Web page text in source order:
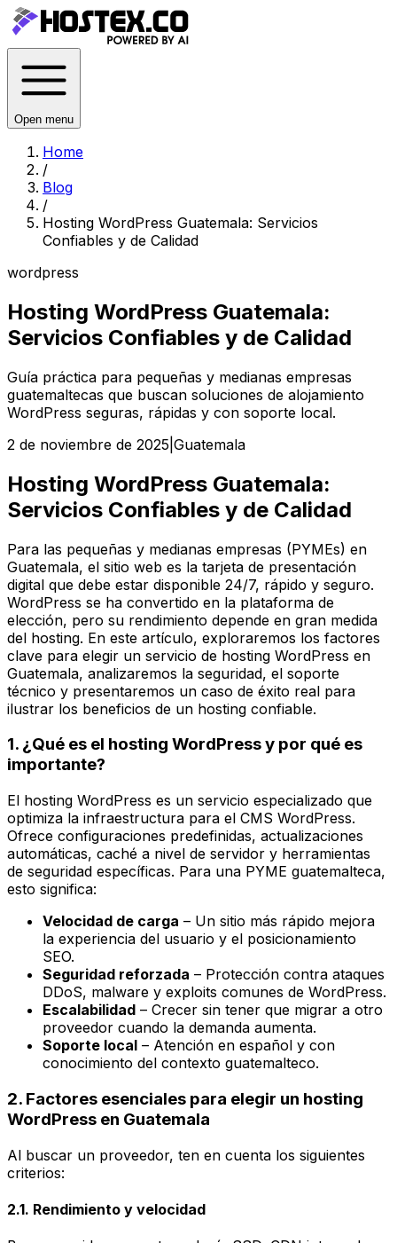
Open menu
Home
/
Blog
/
Hosting WordPress Guatemala: Servicios
Confiables y de Calidad
wordpress
Hosting WordPress Guatemala:
Servicios Confiables y de Calidad
Guía práctica para pequeñas y medianas empresas
guatemaltecas que buscan soluciones de alojamiento
WordPress seguras, rápidas y con soporte local.
2 de noviembre de 2025 Guatemala
Hosting WordPress Guatemala:
Servicios Confiables y de Calidad
Para las pequeñas y medianas empresas (PYMEs) en
Guatemala, el sitio web es la tarjeta de presentación
digital que debe estar disponible 24/7, rápido y seguro.
WordPress se ha convertido en la plataforma de
elección, pero su rendimiento depende en gran medida
del hosting. En este artículo, exploraremos los factores
clave para elegir un servicio de hosting WordPress en
Guatemala, analizaremos la seguridad, el soporte
técnico y presentaremos un caso de éxito real para
ilustrar los beneficios de un hosting confiable.
1. ¿Qué es el hosting WordPress y por qué es
importante?
El hosting WordPress es un servicio especializado que
optimiza la infraestructura para el CMS WordPress.
Ofrece configuraciones predefinidas, actualizaciones
automáticas, caché a nivel de servidor y herramientas
de seguridad específicas. Para una PYME guatemalteca,
esto significa:
Velocidad de carga – Un sitio más rápido mejora
la experiencia del usuario y el posicionamiento
SEO.
Seguridad reforzada – Protección contra ataques
DDoS, malware y exploits comunes de WordPress.
Escalabilidad – Crecer sin tener que migrar a otro
proveedor cuando la demanda aumenta.
Soporte local – Atención en español y con
conocimiento del contexto guatemalteco.
2. Factores esenciales para elegir un hosting
WordPress en Guatemala
Al buscar un proveedor, ten en cuenta los siguientes
criterios:
2.1. Rendimiento y velocidad